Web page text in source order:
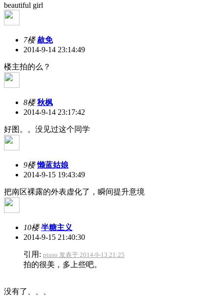
beautiful girl
7楼赦免
2014-9-14 23:14:49
楼主拍的么？
8楼秋枫
2014-9-14 23:17:42
好图。。没见过这个同学
9楼懒蓝姑娘
2014-9-15 19:43:49
把南区裸露的外表虚化了，瞬间提升意境
10楼半糖主义
2014-9-15 21:40:30
引用: ptuso 发表于 2014-9-13 21:25
拍的很美，多上些吧。
没有了、、、